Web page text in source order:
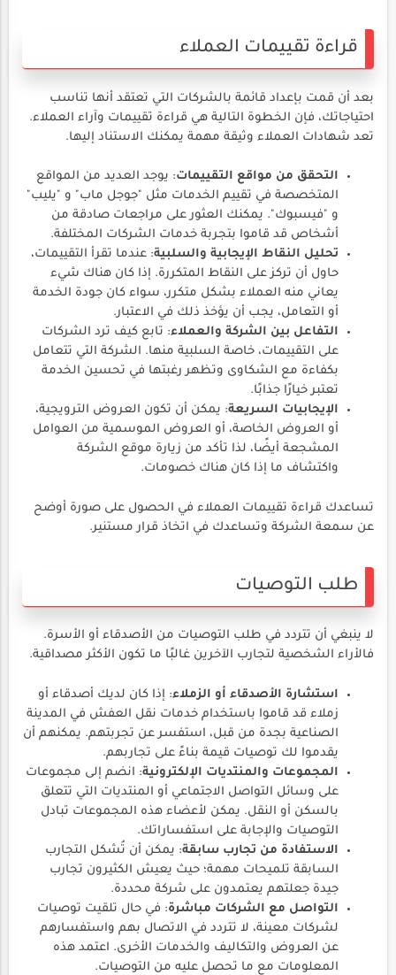
قراءة تقييمات العملاء
بعد أن قمت بإعداد قائمة بالشركات التي تعتقد أنها تناسب
احتياجاتك، فإن الخطوة التالية هي قراءة تقييمات وآراء العملاء.
تعد شهادات العملاء وثيقة مهمة يمكنك الاستناد إليها.
التحقق من مواقع التقييمات: يوجد العديد من المواقع
المتخصصة في تقييم الخدمات مثل "جوجل ماب" و "يليب"
و "فيسبوك". يمكنك العثور على مراجعات صادقة من
أشخاص قد قاموا بتجربة خدمات الشركات المختلفة.
تحليل النقاط الإيجابية والسلبية: عندما تقرأ التقييمات،
حاول أن تركز على النقاط المتكررة. إذا كان هناك شيء
يعاني منه العملاء بشكل متكرر، سواء كان جودة الخدمة
أو التعامل، يجب أن يؤخذ ذلك في الاعتبار.
التفاعل بين الشركة والعملاء: تابع كيف ترد الشركات
على التقييمات، خاصة السلبية منها. الشركة التي تتعامل
بكفاءة مع الشكاوى وتظهر رغبتها في تحسين الخدمة
تعتبر خيارًا جذابًا.
الإيجابيات السريعة: يمكن أن تكون العروض الترويجية،
أو العروض الخاصة، أو العروض الموسمية من العوامل
المشجعة أيضًا، لذا تأكد من زيارة موقع الشركة
واكتشاف ما إذا كان هناك خصومات.
تساعدك قراءة تقييمات العملاء في الحصول على صورة أوضح
عن سمعة الشركة وتساعدك في اتخاذ قرار مستنير.
طلب التوصيات
لا ينبغي أن تتردد في طلب التوصيات من الأصدقاء أو الأسرة.
فالأراء الشخصية لتجارب الآخرين غالبًا ما تكون الأكثر مصداقية.
استشارة الأصدقاء أو الزملاء: إذا كان لديك أصدقاء أو
زملاء قد قاموا باستخدام خدمات نقل العفش في المدينة
الصناعية بجدة من قبل، استفسر عن تجربتهم. يمكنهم أن
يقدموا لك توصيات قيمة بناءً على تجاربهم.
المجموعات والمنتديات الإلكترونية: انضم إلى مجموعات
على وسائل التواصل الاجتماعي أو المنتديات التي تتعلق
بالسكن أو النقل. يمكن لأعضاء هذه المجموعات تبادل
التوصيات والإجابة على استفساراتك.
الاستفادة من تجارب سابقة: يمكن أن تُشكل التجارب
السابقة تلميحات مهمة؛ حيث يعيش الكثيرون تجارب
جيدة جعلتهم يعتمدون على شركة محددة.
التواصل مع الشركات مباشرة: في حال تلقيت توصيات
لشركات معينة، لا تتردد في الاتصال بهم واستفسارهم
عن العروض والتكاليف والخدمات الأخرى. اعتمد هذه
المعلومات مع ما تحصل عليه من التوصيات.